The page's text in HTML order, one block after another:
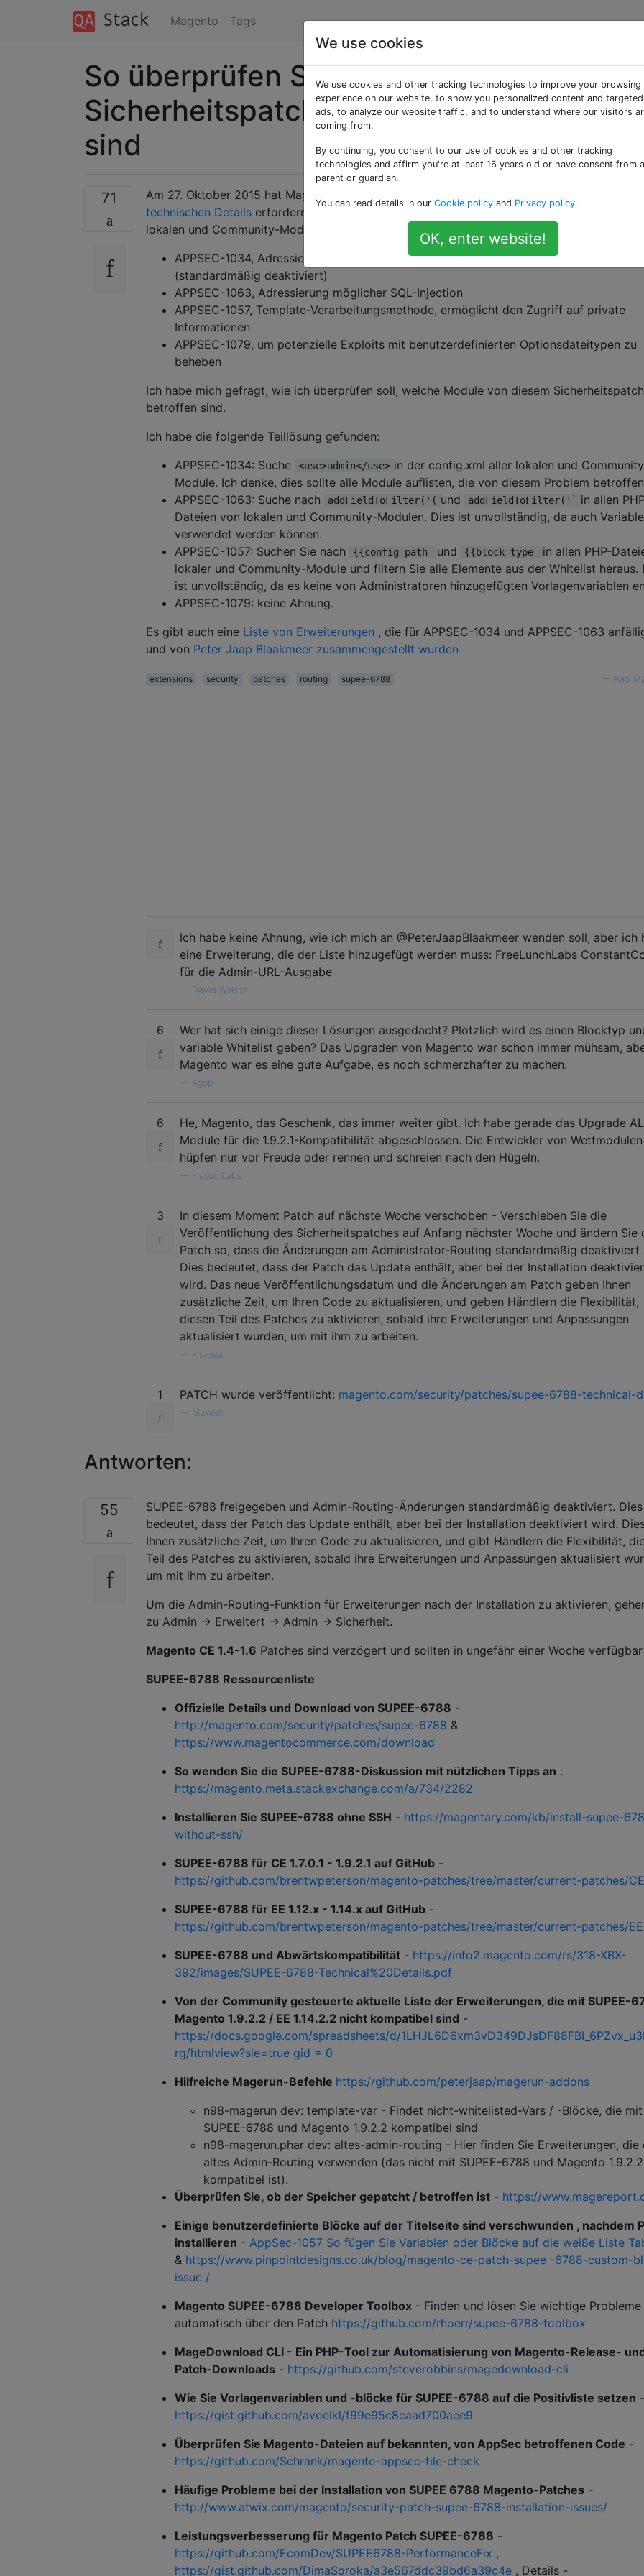
Magento Tags
So überprüfen Sie, welche Module vom
Sicherheitspatch SUPEE-6788 betroffen
sind
71
Am 27. Oktober 2015 hat Magento den Sicherheitspatch SUPEE-6788 veröffentlicht.
technischen Details erfordern 4 APPSECs, die repariert wurden, einige Überarbeitungen in
lokalen und Community-Modulen:
APPSEC-1034, Adressierung unter Umgehung der benutzerdefinierten Administrator-
(standardmäßig deaktiviert)
APPSEC-1063, Adressierung möglicher SQL-Injection
APPSEC-1057, Template-Verarbeitungsmethode, ermöglicht den Zugriff auf private
Informationen
APPSEC-1079, um potenzielle Exploits mit benutzerdefinierten Optionsdateitypen zu
beheben
Ich habe mich gefragt, wie ich überprüfen soll, welche Module von diesem Sicherheitspatch
betroffen sind.
Ich habe die folgende Teillösung gefunden:
APPSEC-1034: Suche
<use>admin</use> in der config.xml aller lokalen und
Module. Ich denke, dies sollte alle Module auflisten, die von diesem Problem
APPSEC-1063: Suche nach
addFieldToFilter('( und addFieldToFilter('` in allen
Dateien von lokalen und Community-Modulen. Dies ist unvollständig, da auch
verwendet werden können.
APPSEC-1057: Suchen Sie nach
{{config path= und {{block type= in allen PHP-
lokaler und Community-Module und filtern Sie alle Elemente aus der Whitelist heraus.
ist unvollständig, da es keine von Administratoren hinzugefügten Vorlagenvariablen
APPSEC-1079: keine Ahnung.
Es gibt auch eine Liste von Erweiterungen , die für APPSEC-1034 und APPSEC-1063
und von Peter Jaap Blaakmeer zusammengestellt wurden
extensions security patches routing supee-6788
Aad
Ich habe keine Ahnung, wie ich mich an @PeterJaapBlaakmeer wenden soll, aber ich
eine Erweiterung, die der Liste hinzugefügt werden muss: FreeLunchLabs
für die Admin-URL-Ausgabe
David Wilkins
6
Wer hat sich einige dieser Lösungen ausgedacht? Plötzlich wird es einen Blocktyp
variable Whitelist geben? Das Upgraden von Magento war schon immer mühsam,
Magento war es eine gute Aufgabe, es noch schmerzhafter zu machen.
Agop
6
He, Magento, das Geschenk, das immer weiter gibt. Ich habe gerade das Upgrade
Module für die 1.9.2.1-Kompatibilität abgeschlossen. Die Entwickler von Wettmodulen
hüpfen nur vor Freude oder rennen und schreien nach den Hügeln.
Fiasco Labs
3
In diesem Moment Patch auf nächste Woche verschoben - Verschieben Sie die
Veröffentlichung des Sicherheitspatches auf Anfang nächster Woche und ändern Sie
Patch so, dass die Änderungen am Administrator-Routing standardmäßig deaktiviert
Dies bedeutet, dass der Patch das Update enthält, aber bei der Installation
wird. Das neue Veröffentlichungsdatum und die Änderungen am Patch geben Ihnen
zusätzliche Zeit, um Ihren Code zu aktualisieren, und geben Händlern die Flexibilität,
diesen Teil des Patches zu aktivieren, sobald ihre Erweiterungen und Anpassungen
aktualisiert wurden, um mit ihm zu arbeiten.
FireBear
1 PATCH wurde veröffentlicht: magento.com/security/patches/supee-6788-technical-
Mukesh
Antworten:
55
SUPEE-6788 freigegeben und Admin-Routing-Änderungen standardmäßig deaktiviert. Dies
bedeutet, dass der Patch das Update enthält, aber bei der Installation deaktiviert wird.
Ihnen zusätzliche Zeit, um Ihren Code zu aktualisieren, und gibt Händlern die Flexibilität,
Teil des Patches zu aktivieren, sobald ihre Erweiterungen und Anpassungen aktualisiert
um mit ihm zu arbeiten.
Um die Admin-Routing-Funktion für Erweiterungen nach der Installation zu aktivieren,
zu Admin -> Erweitert -> Admin -> Sicherheit.
Magento CE 1.4-1.6 Patches sind verzögert und sollten in ungefähr einer Woche verfügbar
SUPEE-6788 Ressourcenliste
Offizielle Details und Download von SUPEE-6788 -
http://magento.com/security/patches/supee-6788 &
https://www.magentocommerce.com/download
So wenden Sie die SUPEE-6788-Diskussion mit nützlichen Tipps an :
https://magento.meta.stackexchange.com/a/734/2282
Installieren Sie SUPEE-6788 ohne SSH - https://magentary.com/kb/install-supee-
without-ssh/
SUPEE-6788 für CE 1.7.0.1 - 1.9.2.1 auf GitHub -
https://github.com/brentwpeterson/magento-patches/tree/master/current-patches/CE
SUPEE-6788 für EE 1.12.x - 1.14.x auf GitHub -
https://github.com/brentwpeterson/magento-patches/tree/master/current-patches/EE
SUPEE-6788 und Abwärtskompatibilität - https://info2.magento.com/rs/318-XBX-
392/images/SUPEE-6788-Technical%20Details.pdf
Von der Community gesteuerte aktuelle Liste der Erweiterungen, die mit SUPEE-
Magento 1.9.2.2 / EE 1.14.2.2 nicht kompatibel sind -
https://docs.google.com/spreadsheets/d/
rg/htmlview?sle=true gid = 0
Hilfreiche Magerun-Befehle https://github.com/peterjaap/magerun-addons
n98-magerun dev: template-var - Findet nicht-whitelisted-Vars / -Blöcke, die mit
SUPEE-6788 und Magento 1.9.2.2 kompatibel sind
n98-magerun.phar dev: altes-admin-routing - Hier finden Sie Erweiterungen, die
altes Admin-Routing verwenden (das nicht mit SUPEE-6788 und Magento 1.9.2.2
kompatibel ist).
Überprüfen Sie, ob der Speicher gepatcht / betroffen ist - https://
Einige benutzerdefinierte Blöcke auf der Titelseite sind verschwunden , nachdem
installieren - AppSec-1057 So fügen Sie Variablen oder Blöcke auf die weiße Liste
& https://www.pinpointdesigns.co.uk/blog/magento-ce-patch-supee -6788-custom-
issue /
Magento SUPEE-6788 Developer Toolbox - Finden und lösen Sie wichtige Probleme
automatisch über den Patch https://github.com/rhoerr/supee-6788-toolbox
MageDownload CLI - Ein PHP-Tool zur Automatisierung von Magento-Release-
Patch-Downloads - https://github.com/steverobbins/magedownload-cli
Wie Sie Vorlagenvariablen und -blöcke für SUPEE-6788 auf die Positivliste setzen -
https://gist.github.com/avoelkl/f99e95c8caad700aee9
Überprüfen Sie Magento-Dateien auf bekannten, von AppSec betroffenen Code -
https://github.com/Schrank/magento-appsec-file-check
Häufige Probleme bei der Installation von SUPEE 6788 Magento-Patches -
http://www.atwix.com/magento/security-patch-supee-6788-installation-issues/
Leistungsverbesserung für Magento Patch SUPEE-6788 -
https://github.com/EcomDev/SUPEE6788-PerformanceFix ,
https://gist.github.com/DimaSoroka/a3e567ddc39bd6a39c4e , Details -
We use cookies
We use cookies and other tracking technologies to improve your browsing
experience on our website, to show you personalized content and targeted
ads, to analyze our website traffic, and to understand where our visitors
coming from.
By continuing, you consent to our use of cookies and other tracking
technologies and affirm you're at least 16 years old or have consent from a
parent or guardian.
You can read details in our Cookie policy and Privacy policy.
OK, enter website!